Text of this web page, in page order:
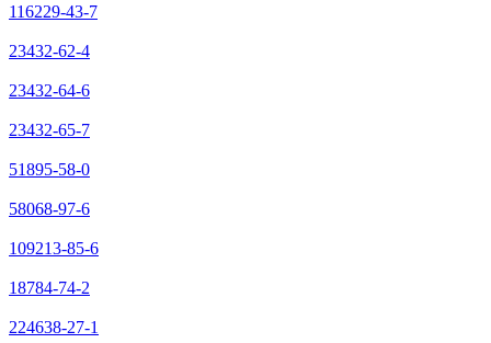
116229-43-7
23432-62-4
23432-64-6
23432-65-7
51895-58-0
58068-97-6
109213-85-6
18784-74-2
224638-27-1